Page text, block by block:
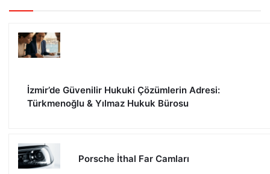
İzmir’de Güvenilir Hukuki Çözümlerin Adresi:
Türkmenoğlu & Yılmaz Hukuk Bürosu
Porsche İthal Far Camları